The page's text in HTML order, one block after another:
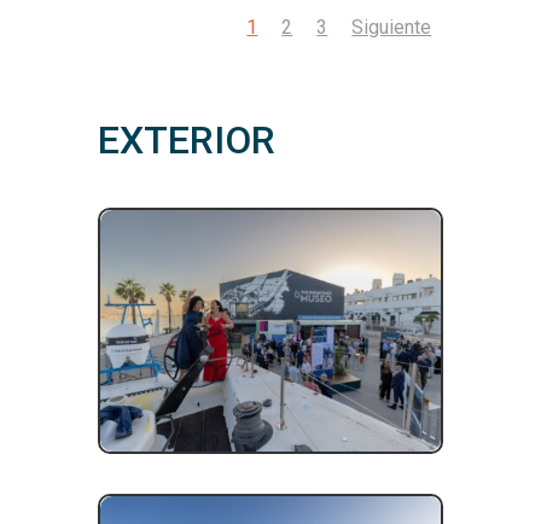
1 2 3 Siguiente
EXTERIOR